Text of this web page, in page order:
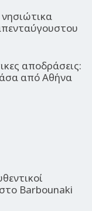
αποδράσεις:
από Αθήνα
Barbounaki